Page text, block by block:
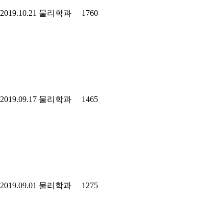
2019.10.21 물리학과 1760
2019.09.17 물리학과 1465
2019.09.01 물리학과 1275